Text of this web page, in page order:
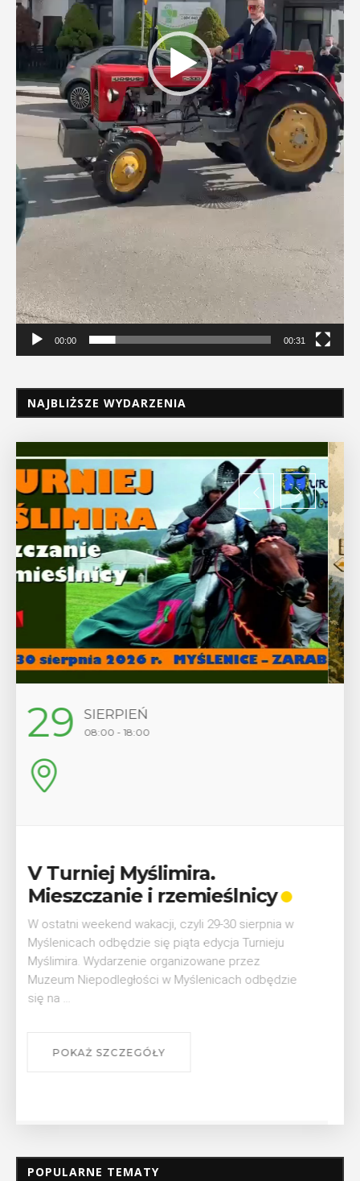
00:00 00:31
NAJBLIŻSZE WYDARZENIA
12 SIERPIEŃ
17:00
Wykład „Jak zdobyć
odznaki na myślenickich
szlakach?”
W środę 12 sierpnia o godz. 17 w Miejskiej
Bibliotece Publicznej w Myślenicach odbędzie się
wykład Mateusza Murzyna, przewodnika i prezesa
myślenickiego oddziału PTTK Lubomir. ...
POKAŻ SZCZEGÓŁY
POPULARNE TEMATY